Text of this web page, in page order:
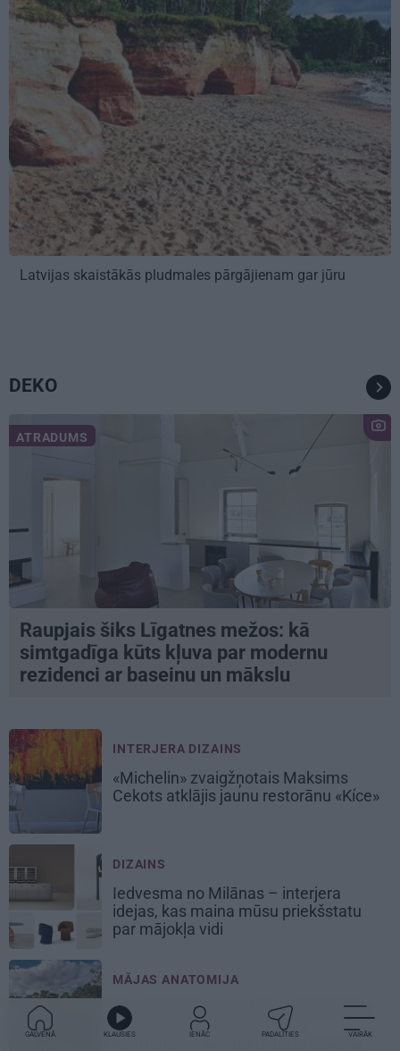
Latvijas skaistākās pludmales pārgājienam gar jūru
DEKO
ATRADUMS
Raupjais šiks Līgatnes mežos: kā
simtgadīga kūts kļuva par modernu
rezidenci ar baseinu un mākslu
INTERJERA DIZAINS
«Michelin» zvaigžņotais Maksims
Cekots atklājis jaunu restorānu «Kíce»
DIZAINS
Iedvesma no Milānas – interjera
idejas, kas maina mūsu priekšstatu
par mājokļa vidi
MĀJAS ANATOMIJA
Kā 100 gadus vecu koka arhitektūras
pērli pielāgot 21. gadsimta
GALVENĀ KLAUSIES IENĀC PADALĪTIES VAIRĀK